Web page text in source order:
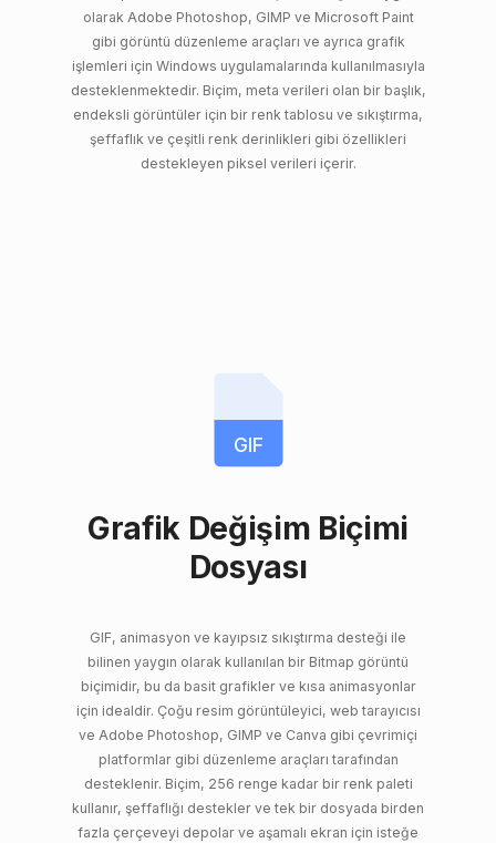
olarak Adobe Photoshop, GIMP ve Microsoft Paint
gibi görüntü düzenleme araçları ve ayrıca grafik
işlemleri için Windows uygulamalarında kullanılmasıyla
desteklenmektedir. Biçim, meta verileri olan bir başlık,
endeksli görüntüler için bir renk tablosu ve sıkıştırma,
şeffaflık ve çeşitli renk derinlikleri gibi özellikleri
destekleyen piksel verileri içerir.
GIF
Grafik Değişim Biçimi
Dosyası
GIF, animasyon ve kayıpsız sıkıştırma desteği ile
bilinen yaygın olarak kullanılan bir Bitmap görüntü
biçimidir, bu da basit grafikler ve kısa animasyonlar
için idealdir. Çoğu resim görüntüleyici, web tarayıcısı
ve Adobe Photoshop, GIMP ve Canva gibi çevrimiçi
platformlar gibi düzenleme araçları tarafından
desteklenir. Biçim, 256 renge kadar bir renk paleti
kullanır, şeffaflığı destekler ve tek bir dosyada birden
fazla çerçeveyi depolar ve aşamalı ekran için isteğe